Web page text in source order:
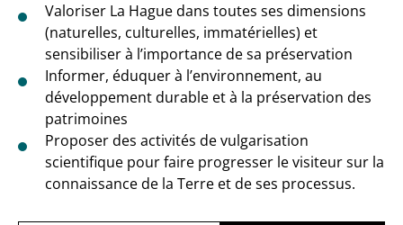
Valoriser La Hague dans toutes ses dimensions
(naturelles, culturelles, immatérielles) et
sensibiliser à l’importance de sa préservation
Informer, éduquer à l’environnement, au
développement durable et à la préservation des
patrimoines
Proposer des activités de vulgarisation
scientifique pour faire progresser le visiteur sur la
connaissance de la Terre et de ses processus.